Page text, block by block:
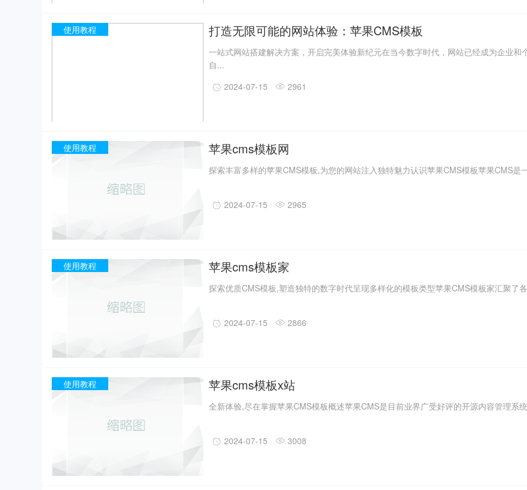
使用教程 打造无限可能的网站体验：苹果CMS模板
一站式网站搭建解决方案，开启完美体验新纪元在当今数字时代，网站已经成为企业和
自...
2024-07-15
2961
使用教程 苹果cms模板网
探索丰富多样的苹果CMS模板,为您的网站注入独特魅力认识苹果CMS模板苹果CMS是
2024-07-15 2965
使用教程 苹果cms模板家
探索优质CMS模板,塑造独特的数字时代呈现多样化的模板类型苹果CMS模板家汇聚了
2024-07-15 2866
使用教程 苹果cms模板x站
全新体验,尽在掌握苹果CMS模板概述苹果CMS是目前业界广受好评的开源内容管理系
2024-07-15 3008